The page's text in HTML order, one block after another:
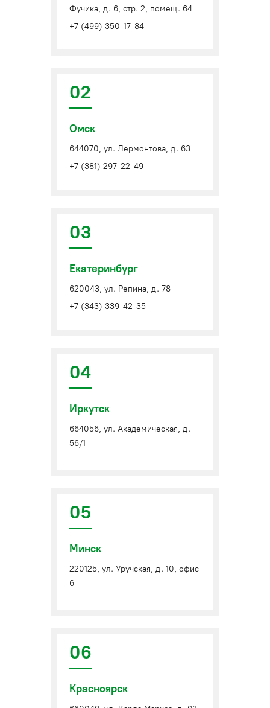
Фучика, д. 6, стр. 2, помещ. 64
+7 (499) 350-17-84
02
Омск
644070, ул. Лермонтова, д. 63
+7 (381) 297-22-49
03
Екатеринбург
620043, ул. Репина, д. 78
+7 (343) 339-42-35
04
Иркутск
664056, ул. Академическая, д.
56/1
05
Минск
220125, ул. Уручская, д. 10, офис
6
06
Красноярск